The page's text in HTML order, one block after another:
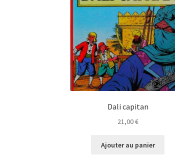
Dali capitan
21,00€
Ajouter au panier